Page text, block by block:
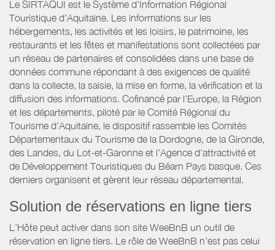
Le SIRTAQUI est le Système d’Information Régional
Touristique d’Aquitaine. Les informations sur les
hébergements, les activités et les loisirs, le patrimoine, les
restaurants et les fêtes et manifestations sont collectées par
un réseau de partenaires et consolidées dans une base de
données commune répondant à des exigences de qualité
dans la collecte, la saisie, la mise en forme, la vérification et la
diffusion des informations. Cofinancé par l’Europe, la Région
et les départements, piloté par le Comité Régional du
Tourisme d’Aquitaine, le dispositif rassemble les Comités
Départementaux du Tourisme de la Dordogne, de la Gironde,
des Landes, du Lot-et-Garonne et l’Agence d’attractivité et
de Développement Touristiques du Béarn Pays basque. Ces
derniers organisent et gèrent leur réseau départemental.
Solution de réservations en ligne tiers
L’Hôte peut activer dans son site WeeBnB un outil de
réservation en ligne tiers. Le rôle de WeeBnB n’est pas celui